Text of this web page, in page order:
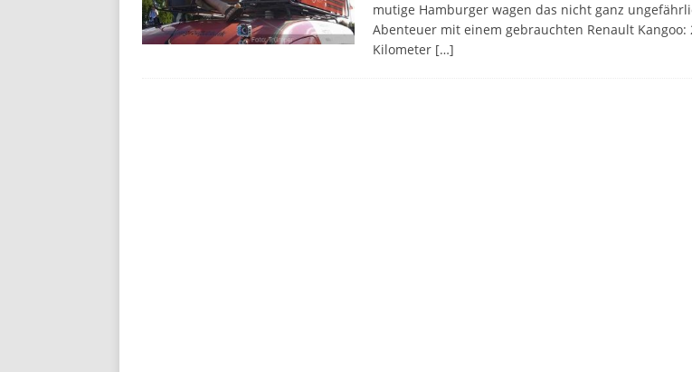
mutige Hamburger wagen das nicht ganz
Abenteuer mit einem gebrauchten Renault Kangoo:
Kilometer […]